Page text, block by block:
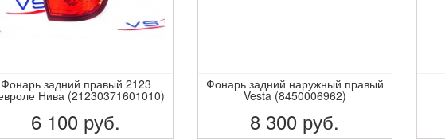
Фонарь задний правый 2123
Нива (21230371601010)
6 100 руб.
Фонарь задний наружный правый
Vesta (8450006962)
8 300 руб.